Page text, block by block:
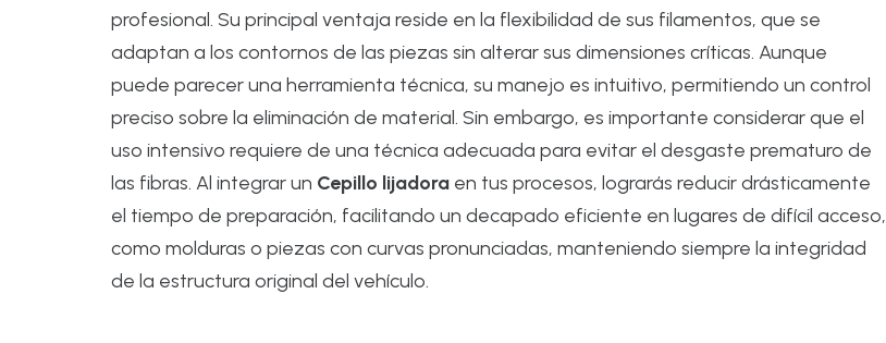
profesional. Su principal ventaja reside en la flexibilidad de sus filamentos, que se
adaptan a los contornos de las piezas sin alterar sus dimensiones críticas. Aunque
puede parecer una herramienta técnica, su manejo es intuitivo, permitiendo un control
preciso sobre la eliminación de material. Sin embargo, es importante considerar que el
uso intensivo requiere de una técnica adecuada para evitar el desgaste prematuro de
las fibras. Al integrar un Cepillo lijadora en tus procesos, lograrás reducir drásticamente
el tiempo de preparación, facilitando un decapado eficiente en lugares de difícil acceso,
como molduras o piezas con curvas pronunciadas, manteniendo siempre la integridad
de la estructura original del vehículo.